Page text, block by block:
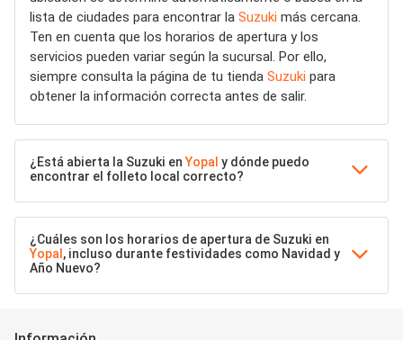
lista de ciudades para encontrar la Suzuki más cercana.
Ten en cuenta que los horarios de apertura y los
servicios pueden variar según la sucursal. Por ello,
siempre consulta la página de tu tienda Suzuki para
obtener la información correcta antes de salir.
¿Está abierta la Suzuki enYopal y dónde puedo
encontrar el folleto local correcto?
¿Cuáles son los horarios de apertura de Suzuki en
Yopal , incluso durante festividades como Navidad y
Año Nuevo?